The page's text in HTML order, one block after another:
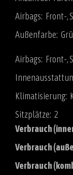
Airbags: Front-,
Außenfarbe:
Airbags: Front-,
Klimatisierung:
Sitzplätze: 2
Verbrauch
Verbrauch
Verbrauch